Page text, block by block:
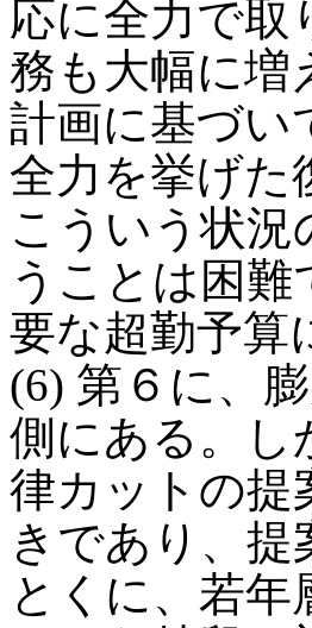
応に全力で取
務も大幅に増
計画に基づい
全力を挙げた
こういう状
うことは困
要な超勤予算
(6) 第６に、
側にある。し
律カットの提
きであり、
とくに、若